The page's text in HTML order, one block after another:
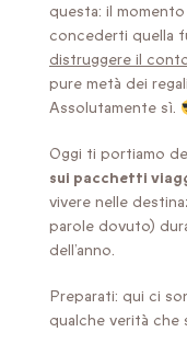
questa: il
concederti quella
distruggere il
pure metà dei
Assolutamente sì.
Oggi ti portiamo
sui pacchetti
vivere nelle
parole dovuto)
dell’anno.
Preparati: qui ci
qualche verità